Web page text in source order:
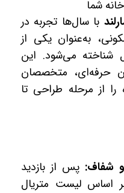
شما
با سال‌ها تجربه در
به‌عنوان یکی از
شناخته می‌شود. این
حرفه‌ای، متخصصان
از مرحله طراحی تا
و شفاف: پس از بازدید
اساس لیست متریال